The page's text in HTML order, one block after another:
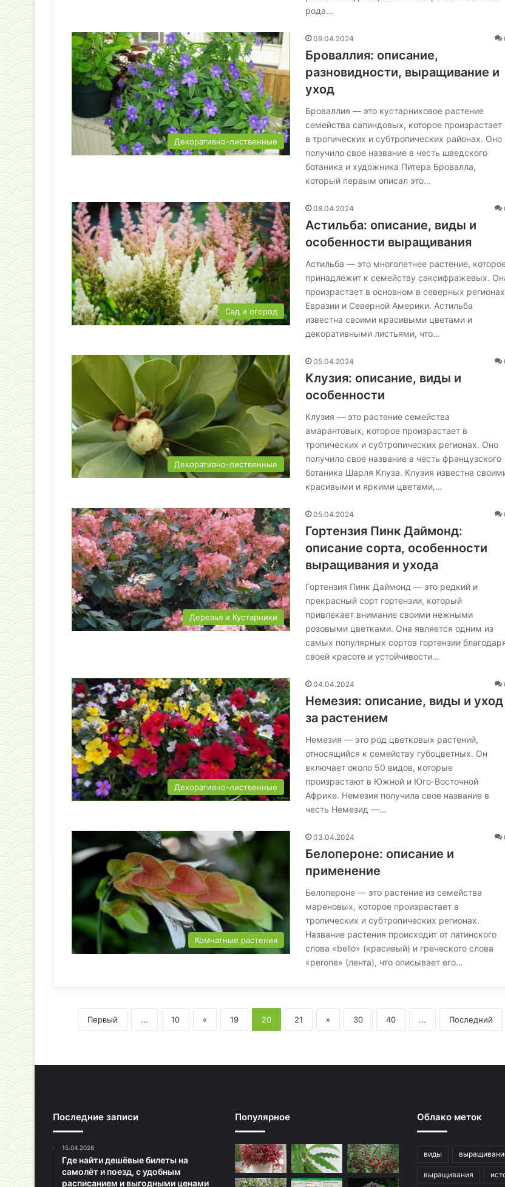
рода…
Декоративно-лиственные
09.04.2024
Броваллия: описание,
разновидности, выращивание и
уход
Броваллия — это кустарниковое растение
семейства сапиндовых, которое произрастает
в тропических и субтропических районах. Оно
получило свое название в честь шведского
ботаника и художника Питера Бровалла,
который первым описал это…
Сад и огород
08.04.2024
Астильба: описание, виды и
особенности выращивания
Астильба — это многолетнее растение,
принадлежит к семейству саксифражевых.
произрастает в основном в северных регионах
Евразии и Северной Америки. Астильба
известна своими красивыми цветами и
декоративными листьями, что…
Декоративно-лиственные
05.04.2024
Клузия: описание, виды и
особенности
Клузия — это растение семейства
амарантовых, которое произрастает в
тропических и субтропических регионах. Оно
получило свое название в честь французского
ботаника Шарля Клуза. Клузия известна
красивыми и яркими цветами,…
Деревья и Кустарники
05.04.2024
Гортензия Пинк Даймонд:
описание сорта, особенности
выращивания и ухода
Гортензия Пинк Даймонд — это редкий и
прекрасный сорт гортензии, который
привлекает внимание своими нежными
розовыми цветками. Она является одним из
самых популярных сортов гортензии
своей красоте и устойчивости…
Декоративно-лиственные
04.04.2024
Немезия: описание, виды и уход
за растением
Немезия — это род цветковых растений,
относящийся к семейству губоцветных. Он
включает около 50 видов, которые
произрастают в Южной и Юго-Восточной
Африке. Немезия получила свое название в
честь Немезид —…
Комнатные растения
03.04.2024
Белопероне: описание и
применение
Белопероне — это растение из семейства
мареновых, которое произрастает в
тропических и субтропических регионах.
Название растения происходит от латинского
слова «bello» (красивый) и греческого слова
«perone» (лента), что описывает его…
Первый ... 10 « 19 20 21 » 30 40 ... Последний
Последние записи
15.04.2026
Где найти дешёвые билеты на
самолёт и поезд, с удобным
расписанием и выгодными ценами
Популярное Облако меток
виды
выращивания